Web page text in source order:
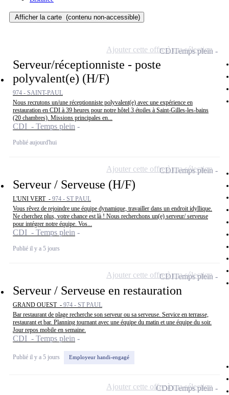
Afficher la carte (contenu non-accessible)
Serveur/réceptionniste - poste
polyvalent(e) (H/F)
974 - SAINT-PAUL
Nous recrutons un/une réceptionniste polyvalent(e) avec une expérience en
restauration en CDI à 39 heures pour notre hôtel 3 étoiles à Saint-Gilles-les-bains
(20 chambres). Missions principales en...
CDI - Temps plein
Publié aujourd'hui
CDITemps plein
Ajouter cette offre à ma sélection
Serveur / Serveuse (H/F)
L'UNI VERT - 974 - ST PAUL
Vous rêvez de rejoindre une équipe dynamique, travailler dans un endroit idyllique.
Ne cherchez plus, votre chance est là ! Nous recherchons un(e) serveur/ serveuse
pour intégrer notre équipe. Vos...
CDI - Temps plein
Publié il y a 5 jours
CDITemps plein
Ajouter cette offre à ma sélection
Serveur / Serveuse en restauration
GRAND OUEST - 974 - ST PAUL
Bar restaurant de plage recherche son serveur ou sa serveuse. Service en terrasse,
restaurant et bar. Planning tournant avec une équipe du matin et une équipe du soir.
Jour repos mobile en semaine.
CDI - Temps plein
Publié il y a 5 jours Employeur handi-engagé
CDITemps plein
Ajouter cette offre à ma sélection
CDDTemps plein
Ajouter cette offre à ma sélection